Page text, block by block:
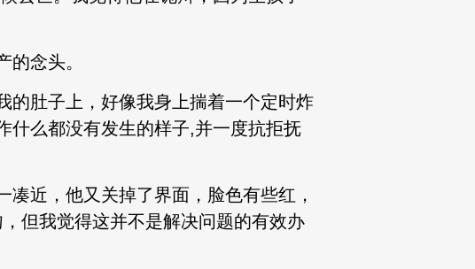
念头。
的肚子上，好像我身上揣着一个定时炸
什么都没有发生的样子,并一度抗拒抚
近，他又关掉了界面，脸色有些红，
但我觉得这并不是解决问题的有效办